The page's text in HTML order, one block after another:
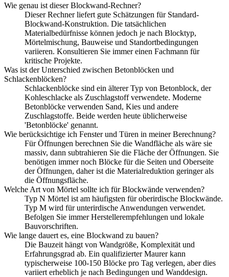
Wie genau ist dieser Blockwand-Rechner?
Dieser Rechner liefert gute Schätzungen für Standard-
Blockwand-Konstruktion. Die tatsächlichen
Materialbedürfnisse können jedoch je nach Blocktyp,
Mörtelmischung, Bauweise und Standortbedingungen
variieren. Konsultieren Sie immer einen Fachmann für
kritische Projekte.
Was ist der Unterschied zwischen Betonblöcken und
Schlackenblöcken?
Schlackenblöcke sind ein älterer Typ von Betonblock, der
Kohleschlacke als Zuschlagstoff verwendete. Moderne
Betonblöcke verwenden Sand, Kies und andere
Zuschlagstoffe. Beide werden heute üblicherweise
'Betonblöcke' genannt.
Wie berücksichtige ich Fenster und Türen in meiner Berechnung?
Für Öffnungen berechnen Sie die Wandfläche als wäre sie
massiv, dann subtrahieren Sie die Fläche der Öffnungen. Sie
benötigen immer noch Blöcke für die Seiten und Oberseite
der Öffnungen, daher ist die Materialreduktion geringer als
die Öffnungsfläche.
Welche Art von Mörtel sollte ich für Blockwände verwenden?
Typ N Mörtel ist am häufigsten für oberirdische Blockwände.
Typ M wird für unterirdische Anwendungen verwendet.
Befolgen Sie immer Herstellerempfehlungen und lokale
Bauvorschriften.
Wie lange dauert es, eine Blockwand zu bauen?
Die Bauzeit hängt von Wandgröße, Komplexität und
Erfahrungsgrad ab. Ein qualifizierter Maurer kann
typischerweise 100-150 Blöcke pro Tag verlegen, aber dies
variiert erheblich je nach Bedingungen und Wanddesign.